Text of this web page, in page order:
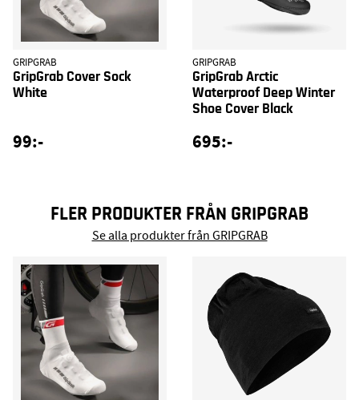
GRIPGRAB
GripGrab Cover Sock
White
99:-
GRIPGRAB
GripGrab Arctic
Waterproof Deep Winter
Shoe Cover Black
695:-
FLER PRODUKTER FRÅN GRIPGRAB
Se alla produkter från GRIPGRAB